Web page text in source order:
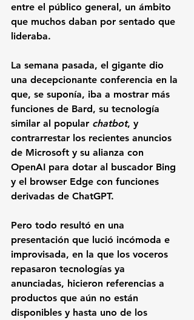
entre el público general, un ámbito
que muchos daban por sentado que
lideraba.
La semana pasada, el gigante dio
una decepcionante conferencia en la
que, se suponía, iba a mostrar más
funciones de Bard, su tecnología
similar al popular chatbot, y
contrarrestar los recientes anuncios
de Microsoft y su alianza con
OpenAI para dotar al buscador Bing
y el browser Edge con funciones
derivadas de ChatGPT.
Pero todo resultó en una
presentación que lució incómoda e
improvisada, en la que los voceros
repasaron tecnologías ya
anunciadas, hicieron referencias a
productos que aún no están
disponibles y hasta uno de los